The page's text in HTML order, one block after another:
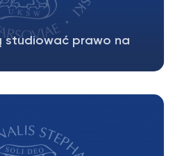
studiować prawo na
Kandydaci bardzo...